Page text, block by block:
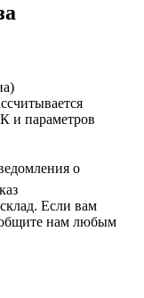
и параметров
о
Если вам
нам любым